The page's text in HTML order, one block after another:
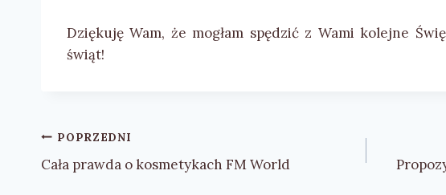
Dziękuję Wam, że mogłam spędzić z Wami kolejne
świąt!
Nawigacja
wpisu
POPRZEDNI
Cała prawda o kosmetykach FM World